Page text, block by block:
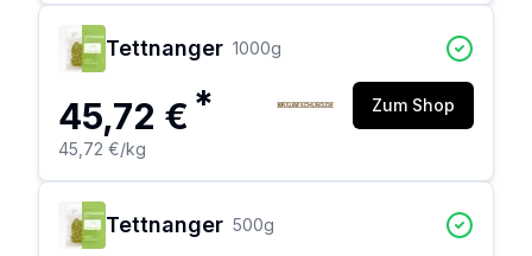
Tettnanger 1000g
45,72 € *
45,72 €/kg
Zum Shop
Tettnanger 500g